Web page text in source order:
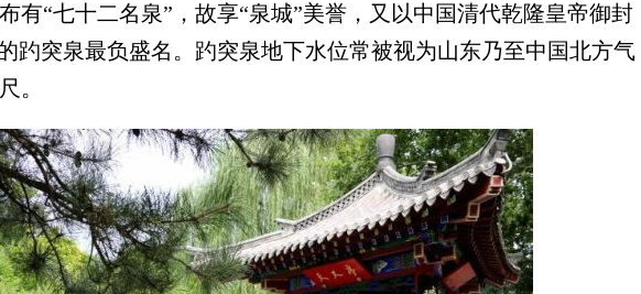
“七十二名泉”，故享“泉城”美誉，又以中国清代乾隆皇帝御封
趵突泉最负盛名。趵突泉地下水位常被视为山东乃至中国北方气
。